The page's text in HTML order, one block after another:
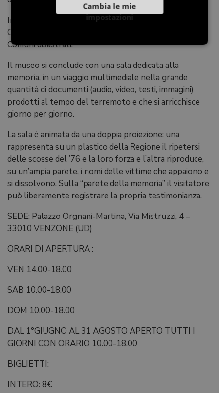
Infine la Medaglia d’Oro al Merito Civile conferita dal
Capo dello Stato ai Gonfaloni della Regione e dei 45
Comuni disastrati.
Il museo si conclude con una sala dedicata alla
memoria, in un viaggio multimediale nella grande
quantità di documenti (audio, video, testi, immagini)
prodotti al tempo del terremoto e che si arricchisce
giorno per giorno.
La sala è animata da una doppia proiezione: una
rappresenta su un plastico della Regione il ripetersi
delle scosse del ’76 e la loro forza e l’altra riproduce,
su un’ampia parete, i nomi delle vittime che appaiono e
si dissolvono. Sulla “parete della memoria” il visitatore
può liberamente registrare la propria testimonianza.
SEDE: Palazzo Orgnani-Martina, Via Mistruzzi, 4 –
33010 VENZONE (UD)
ORARI DI APERTURA :
VEN 14.00-18.00
SAB 10.00-18.00
DOM 10.00-18.00
DAL 1°GIUGNO AL 31 AGOSTO APERTO TUTTI I
GIORNI CON ORARIO 10.00-18.00
BIGLIETTI:
INTERO: 8€
Cambia le mie
impostazioni